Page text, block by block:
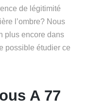
de légitimité
l’ombre? Nous
plus encore dans
possible étudier ce
A 77